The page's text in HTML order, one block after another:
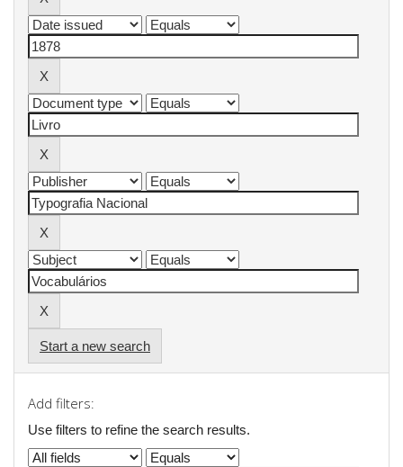
Start a new search
Add filters:
Use filters to refine the search results.